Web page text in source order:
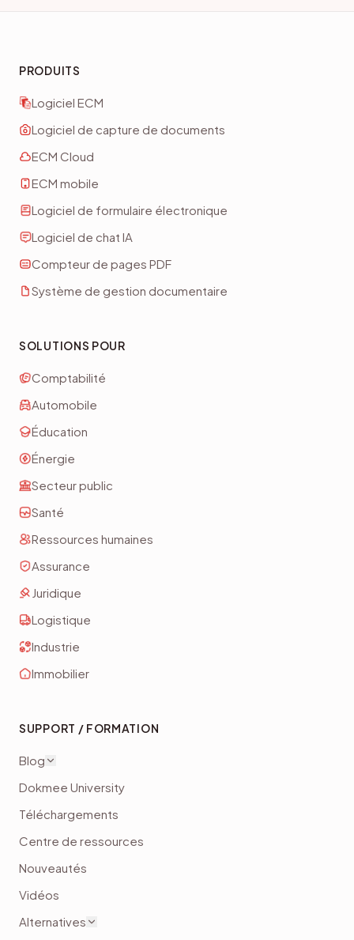
PRODUITS
Logiciel ECM
Logiciel de capture de documents
ECM Cloud
ECM mobile
Logiciel de formulaire électronique
Logiciel de chat IA
Compteur de pages PDF
Système de gestion documentaire
SOLUTIONS POUR
Comptabilité
Automobile
Éducation
Énergie
Secteur public
Santé
Ressources humaines
Assurance
Juridique
Logistique
Industrie
Immobilier
SUPPORT / FORMATION
Blog
Dokmee University
Téléchargements
Centre de ressources
Nouveautés
Vidéos
Alternatives